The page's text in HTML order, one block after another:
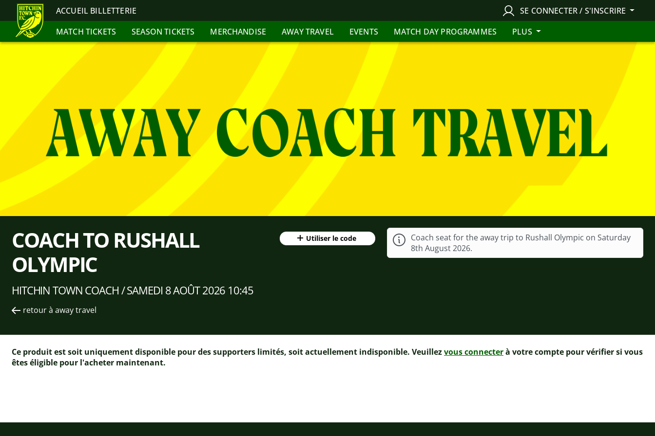
ACCUEIL BILLETTERIE
SE CONNECTER / S'INSCRIRE
MATCH TICKETS
SEASON TICKETS MERCHANDISE AWAY TRAVEL EVENTS MATCH DAY PROGRAMMES PLUS
COACH TO RUSHALL
OLYMPIC
HITCHIN TOWN COACH /SAMEDI 8 AOÛT 2026 10:45
retour à away travel
Utiliser le code
Coach seat for the away trip to Rushall Olympic on Saturday
8th August 2026.
Ce produit est soit uniquement disponible pour des supporters limités, soit actuellement indisponible. Veuillezvous connecterà votre compte pour vérifier si vous
êtes éligible pour l'acheter maintenant.